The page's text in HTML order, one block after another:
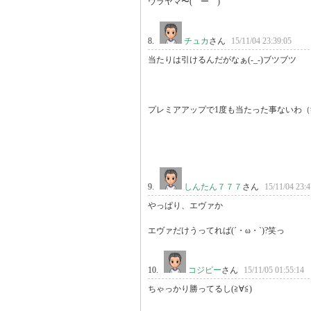
8. チュカ さん
15/11/04 23:39:05
当たりは引けるんだがなぁ(-_-)ブツブツ
プレミアアップで1度も当たった事ないわ（
9. しんたん７７７ さん
15/11/04
やっぱり、エヴァか
エヴァだけうってれば(´・ω・`)?笑っ
10. コジピーさん
15/11/05 01:55:14
ちゃっかり勝ってるし(≧∀≦)